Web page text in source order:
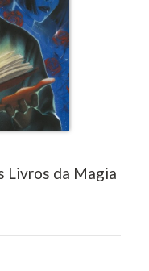
Livros da Magia